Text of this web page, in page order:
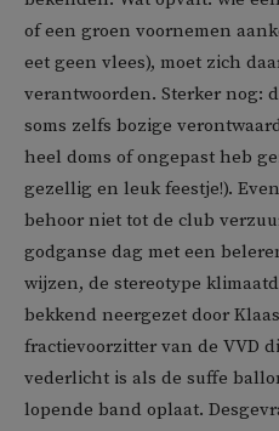
of een groen voornemen
eet geen vlees), moet zich
verantwoorden. Sterker nog:
soms zelfs bozige
heel doms of ongepast heb
gezellig en leuk feestje!).
behoor niet tot de club
godganse dag met een
wijzen, de stereotype
bekkend neergezet door
fractievoorzitter van de VVD
vederlicht is als de suffe
lopende band oplaat.